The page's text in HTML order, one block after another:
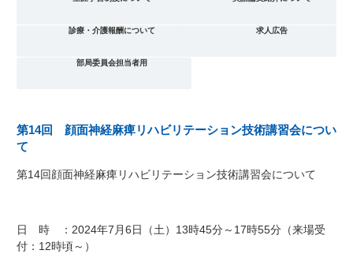
診療・介護報酬について 求人広告
部局委員会担当者用
第14回 顔面神経麻痺リハビリテーション技術講習会につい
て
第14回顔面神経麻痺リハビリテーション技術講習会について
日 時 ：2024年7月6日（土）13時45分～17時55分（来場受
付：12時頃～）